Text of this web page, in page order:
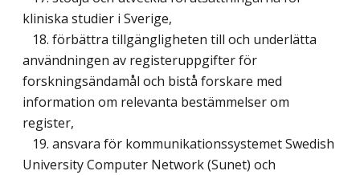
kliniska studier i Sverige,
18. förbättra tillgängligheten till och underlätta
användningen av registeruppgifter för
forskningsändamål och bistå forskare med
information om relevanta bestämmelser om
register,
19. ansvara för kommunikationssystemet Swedish
University Computer Network (Sunet) och